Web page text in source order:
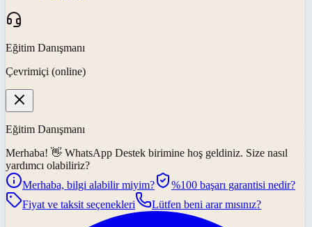
Eğitim Danışmanı
Çevrimiçi (online)
Eğitim Danışmanı
Merhaba! 👋 WhatsApp Destek birimine hoş geldiniz. Size nasıl
yardımcı olabiliriz?
Merhaba, bilgi alabilir miyim?
%100 başarı garantisi nedir?
Fiyat ve taksit seçenekleri
Lütfen beni arar mısınız?